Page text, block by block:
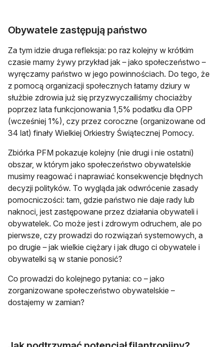
Obywatele zastępują państwo
Za tym idzie druga refleksja: po raz kolejny w krótkim
czasie mamy żywy przykład jak – jako społeczeństwo –
wyręczamy państwo w jego powinnościach. Do tego, że
z pomocą organizacji społecznych łatamy dziury w
służbie zdrowia już się przyzwyczailiśmy chociażby
poprzez lata funkcjonowania 1,5% podatku dla OPP
(wcześniej 1%), czy przez coroczne (organizowane od
34 lat) finały Wielkiej Orkiestry Świątecznej Pomocy.
Zbiórka PFM pokazuje kolejny (nie drugi i nie ostatni)
obszar, w którym jako społeczeństwo obywatelskie
musimy reagować i naprawiać konsekwencje błędnych
decyzji polityków. To wygląda jak odwrócenie zasady
pomocniczości: tam, gdzie państwo nie daje rady lub
naknoci, jest zastępowane przez działania obywateli i
obywatelek. Co może jest i zdrowym odruchem, ale po
pierwsze, czy prowadzi do rozwiązań systemowych, a
po drugie – jak wielkie ciężary i jak długo ci obywatele i
obywatelki są w stanie ponosić?
Co prowadzi do kolejnego pytania: co – jako
zorganizowane społeczeństwo obywatelskie –
dostajemy w zamian?